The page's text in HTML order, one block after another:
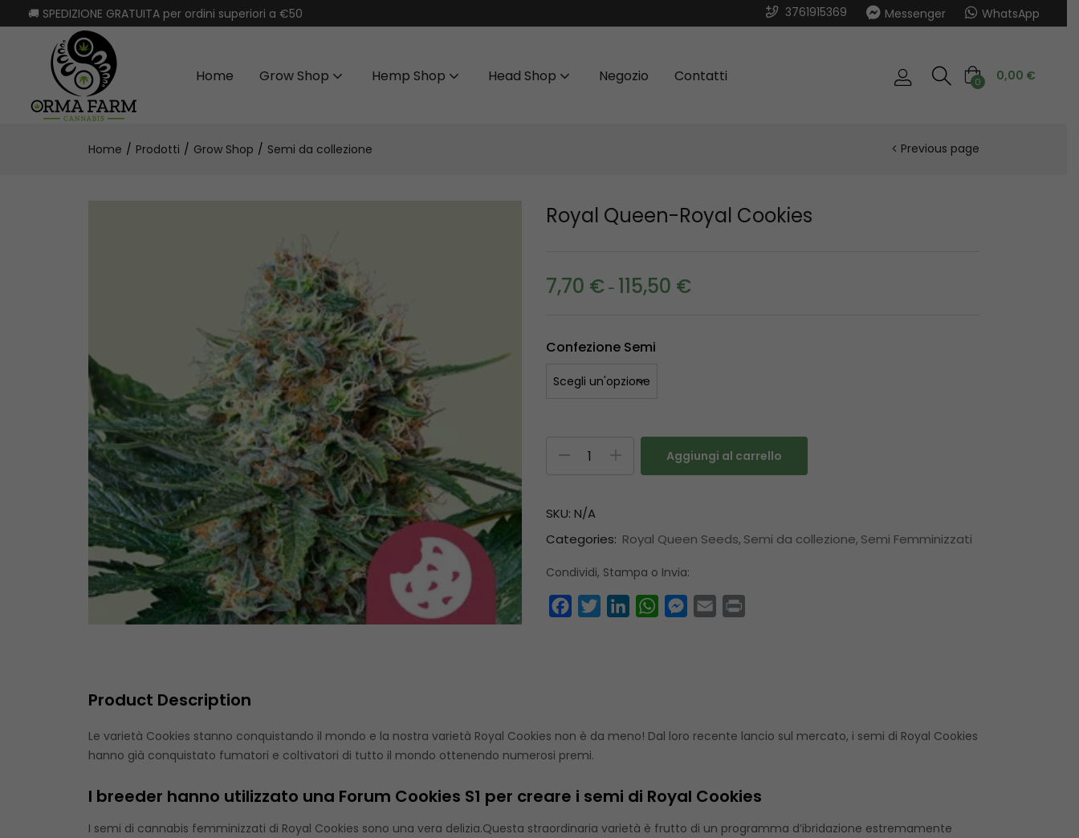
🚚 SPEDIZIONE GRATUITA per ordini superiori a €50 3761915369 Messenger WhatsApp
Home Grow Shop Hemp Shop Head Shop Negozio Contatti 0 0,00 €
Home Prodotti Grow Shop Semi da collezione Previous page
Royal Queen-Royal Cookies
7,70 € - 115,50 €
Confezione Semi
Aggiungi al carrello
SKU: N/A
Categories: Royal Queen Seeds Semi da collezione Semi Femminizzati
Condividi, Stampa o Invia:
FacebookTwitterLinkedInWhatsAppMessenger
Email
Product Description
Le varietà Cookies stanno conquistando il mondo e la nostra varietà Royal Cookies non è da meno! Dal loro recente lancio sul mercato, i semi di Royal Cookies
hanno già conquistato fumatori e coltivatori di tutto il mondo ottenendo numerosi premi.
I breeder hanno utilizzato una Forum Cookies S1 per creare i semi di Royal Cookies
I semi di cannabis femminizzati di Royal Cookies sono una vera delizia.Questa straordinaria varietà è frutto di un programma d’ibridazione estremamente